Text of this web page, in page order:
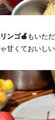
ンゴ🍎 もいた
甘くておいし